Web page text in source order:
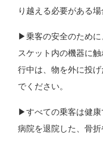
り越える必要がある場
▶︎乗客の安全のため
スケット内の機器に
行中は、物を外に投
でください。
▶︎すべての乗客は健康
病院を退院した、骨